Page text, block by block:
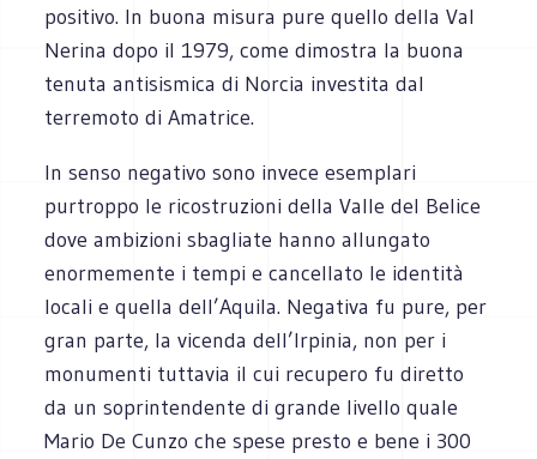
positivo. In buona misura pure quello della Val
Nerina dopo il 1979, come dimostra la buona
tenuta antisismica di Norcia investita dal
terremoto di Amatrice.
In senso negativo sono invece esemplari
purtroppo le ricostruzioni della Valle del Belice
dove ambizioni sbagliate hanno allungato
enormemente i tempi e cancellato le identità
locali e quella dell’Aquila. Negativa fu pure, per
gran parte, la vicenda dell’Irpinia, non per i
monumenti tuttavia il cui recupero fu diretto
da un soprintendente di grande livello quale
Mario De Cunzo che spese presto e bene i 300